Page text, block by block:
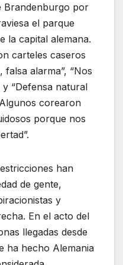
Brandenburgo por
el parque
la capital alemana.
carteles caseros
alarma”, “Nos
“Defensa natural
corearon
porque nos
han
de gente,
y
En el acto del
llegadas desde
ha hecho Alemania